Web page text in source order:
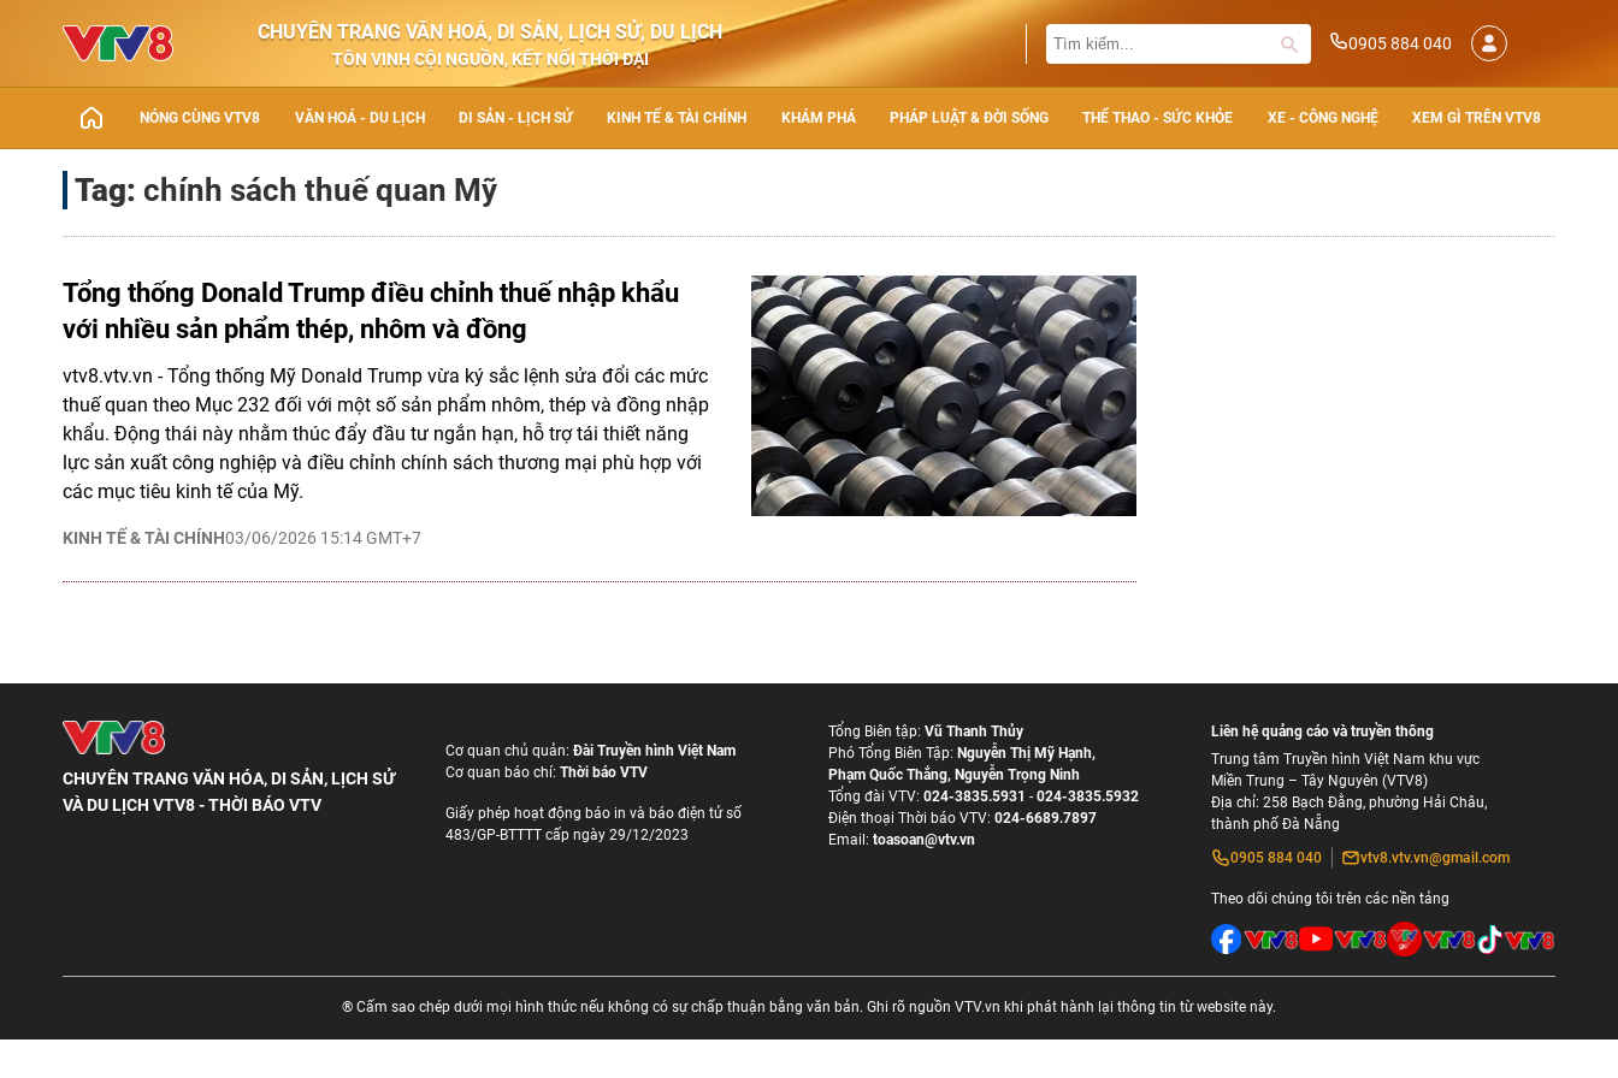
CHUYÊN TRANG VĂN HOÁ, DI SẢN, LỊCH SỬ, DU LỊCH
TÔN VINH CỘI NGUỒN, KẾT NỐI THỜI ĐẠI
0905 884 040
NÓNG CÙNG VTV8 VĂN HOÁ - DU LỊCH DI SẢN - LỊCH SỬ KINH TẾ & TÀI CHÍNH KHÁM PHÁ PHÁP LUẬT & ĐỜI SỐNG THỂ THAO - SỨC KHỎE XE - CÔNG NGHỆ XEM GÌ TRÊN VTV8
Tag: chính sách thuế quan Mỹ
Tổng thống Donald Trump điều chỉnh thuế nhập khẩu
với nhiều sản phẩm thép, nhôm và đồng
KINH TẾ & TÀI CHÍNH03/06/2026 15:14 GMT+7
vtv8.vtv.vn - Tổng thống Mỹ Donald Trump vừa ký sắc lệnh sửa đổi các mức
thuế quan theo Mục 232 đối với một số sản phẩm nhôm, thép và đồng nhập
khẩu. Động thái này nhằm thúc đẩy đầu tư ngắn hạn, hỗ trợ tái thiết năng
lực sản xuất công nghiệp và điều chỉnh chính sách thương mại phù hợp với
các mục tiêu kinh tế của Mỹ.
CHUYÊN TRANG VĂN HÓA, DI SẢN, LỊCH SỬ
VÀ DU LỊCH VTV8 - THỜI BÁO VTV
Cơ quan chủ quản:Đài Truyền hình Việt Nam
Cơ quan báo chí: Thời báo VTV
Giấy phép hoạt động báo in và báo điện tử số
483/GP-BTTTT cấp ngày 29/12/2023
Tổng Biên tập: Vũ Thanh Thủy
Phó Tổng Biên Tập: Nguyễn Thị Mỹ Hạnh,
Phạm Quốc Thắng, Nguyễn Trọng Ninh
Tổng đài VTV: 024-3835.5931 - 024-3835.5932
Ðiện thoại Thời báo VTV: 024-6689.7897
Email: toasoan@vtv.vn
Liên hệ quảng cáo và truyền thông
Trung tâm Truyền hình Việt Nam khu vực
Miền Trung – Tây Nguyên (VTV8)
Địa chỉ: 258 Bạch Đằng, phường Hải Châu,
thành phố Đà Nẵng
0905 884 040
vtv8.vtv.vn@gmail.com
Theo dõi chúng tôi trên các nền tảng
® Cấm sao chép dưới mọi hình thức nếu không có sự chấp thuận bằng văn bản. Ghi rõ nguồn VTV.vn khi phát hành lại thông tin từ website này.